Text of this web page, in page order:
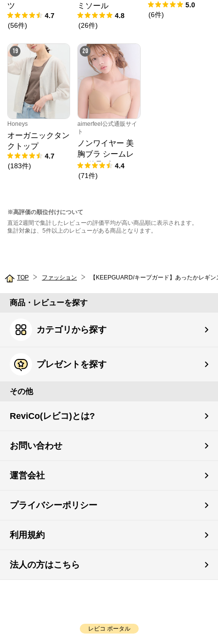
ツ
4.7
(56件)
ミソール
4.8
(26件)
5.0
(6件)
19
Honeys
オーガニックタン
クトップ
4.7
(183件)
20
aimerfeel公式通販サイ
ト
ノンワイヤー 美
胸ブラ シームレ
ス 単品ブラジャ
ー
4.4
(71件)
※高評価の順位付けについて
直近2週間で集計したレビューの評価平均が高い商品順に表示されます。
集計対象は、5件以上のレビューがある商品となります。
TOP ファッション 【KEEPGUARD/キープガード】あったかレギ
商品・レビューを探す
カテゴリから探す
プレゼントを探す
その他
ReviCo(レビコ)とは?
お問い合わせ
運営会社
プライバシーポリシー
利用規約
法人の方はこちら
レビコ ポータル